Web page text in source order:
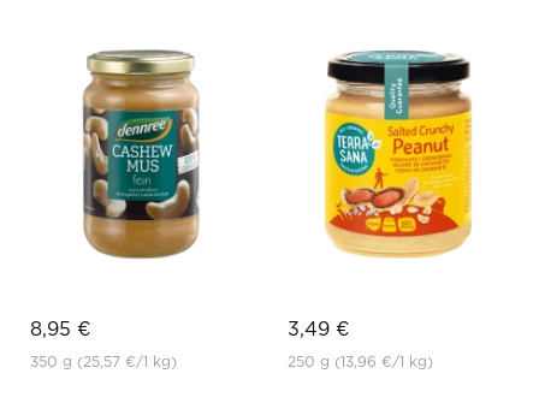
8,95 €
350 g (25,57 €/1 kg)
3,49 €
250 g (13,96 €/1 kg)